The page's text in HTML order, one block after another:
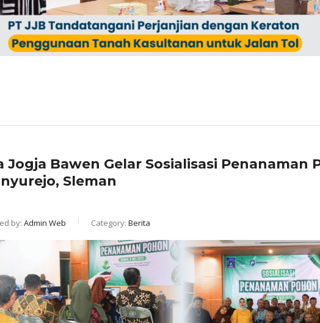
Jogja Bawen Gelar Sosialisasi Penanaman
Sleman
by: Admin Web Category: Berita